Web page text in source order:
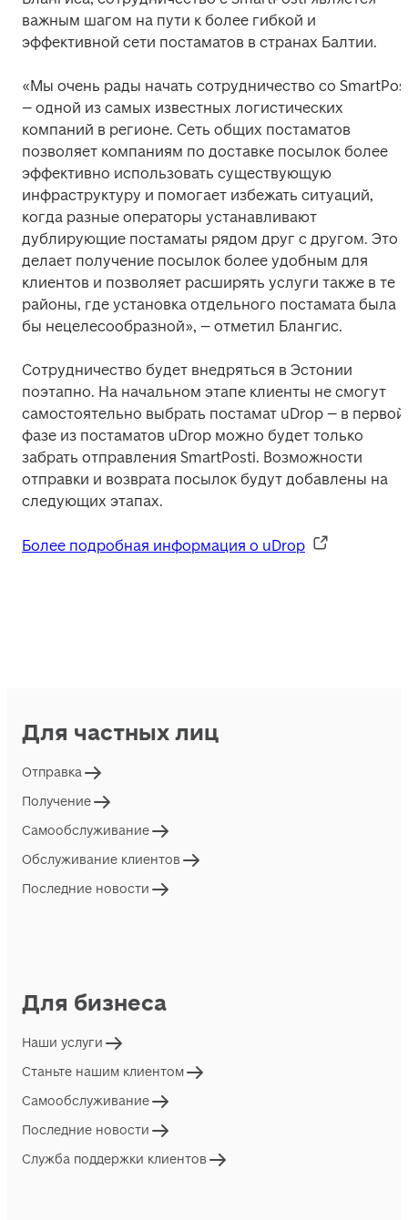
важным шагом на пути к более гибкой и
эффективной сети постаматов в странах Балтии.
«Мы очень рады начать сотрудничество со
– одной из самых известных логистических
компаний в регионе. Сеть общих постаматов
позволяет компаниям по доставке посылок более
эффективно использовать существующую
инфраструктуру и помогает избежать ситуаций,
когда разные операторы устанавливают
дублирующие постаматы рядом друг с другом. Это
делает получение посылок более удобным для
клиентов и позволяет расширять услуги также в те
районы, где установка отдельного постамата была
бы нецелесообразной», – отметил Блангис.
Сотрудничество будет внедряться в Эстонии
поэтапно. На начальном этапе клиенты не смогут
самостоятельно выбрать постамат uDrop – в первой
фазе из постаматов uDrop можно будет только
забрать отправления SmartPosti. Возможности
отправки и возврата посылок будут добавлены на
следующих этапах.
Более подробная информация о uDrop
Для частных лиц
Отправка
Получение
Самообслуживание
Обслуживание клиентов
Последние новости
Для бизнеса
Наши услуги
Станьте нашим клиентом
Самообслуживание
Последние новости
Служба поддержки клиентов